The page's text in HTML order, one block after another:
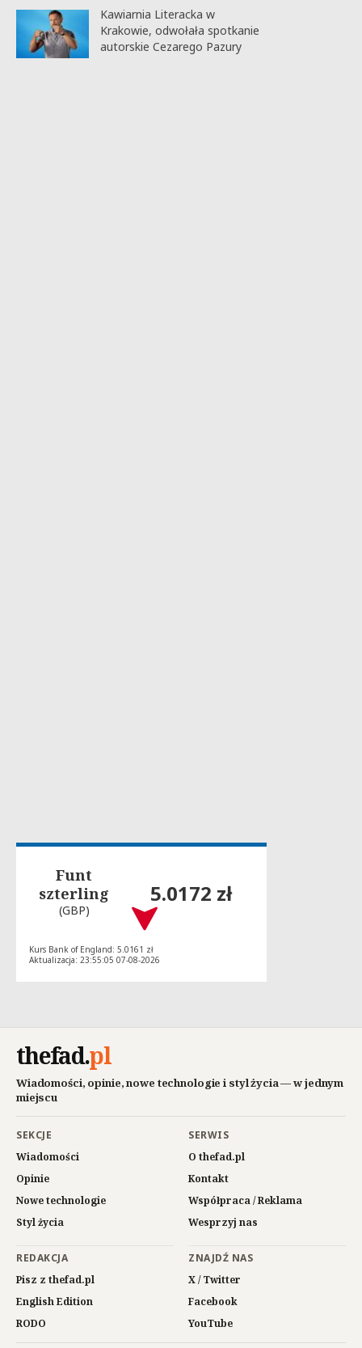
Kawiarnia Literacka w
Krakowie, odwołała spotkanie
autorskie Cezarego Pazury
Funt
szterling
(GBP)
5.0172 zł
Kurs Bank of England: 5.0161 zł
Aktualizacja: 23:55:05 07-08-2026
thefad.pl
Wiadomości, opinie, nowe technologie i styl życia — w jednym
miejscu
SEKCJE
Wiadomości
Opinie
Nowe technologie
Styl życia
SERWIS
O thefad.pl
Kontakt
Współpraca / Reklama
Wesprzyj nas
REDAKCJA
Pisz z thefad.pl
English Edition
RODO
ZNAJDŹ NAS
X / Twitter
Facebook
YouTube